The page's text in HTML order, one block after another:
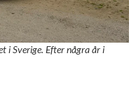
i Sverige. Efter några år i